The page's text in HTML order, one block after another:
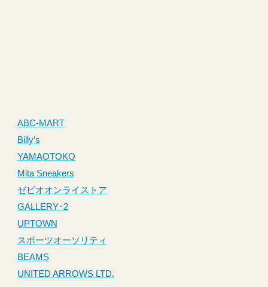
ABC-MART
Billy’s
YAMAOTOKO
Mita Sneakers
ゼビオオンライストア
GALLERY･2
UPTOWN
スポーツオーソリティ
BEAMS
UNITED ARROWS LTD.